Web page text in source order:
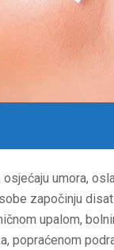
umora,
započinju
upalom,
popraćenom